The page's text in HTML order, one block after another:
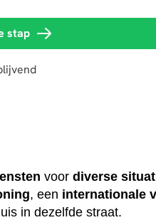
voordiverse
, een internationale
in dezelfde straat.